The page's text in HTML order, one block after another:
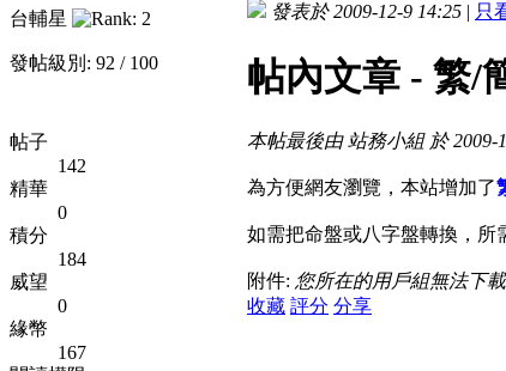
台輔星
發帖級別: 92 / 100
帖子
142
精華
0
積分
184
威望
0
緣幣
167
發表於 2009-12-9 14:25 | 只
帖內文章 - 繁/
本帖最後由 站務小組 於 2009-
為方便網友瀏覽，本站增加了
如需把命盤或八字盤轉換，所
附件: 您所在的用戶組無法下
收藏 評分 分享